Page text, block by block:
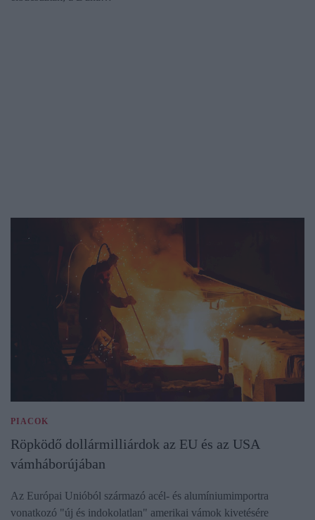
PIACOK
Röpködő dollármilliárdok az EU és az USA
vámháborújában
Az Európai Unióból származó acél- és alumíniumimportra
vonatkozó "új és indokolatlan" amerikai vámok kivetésére